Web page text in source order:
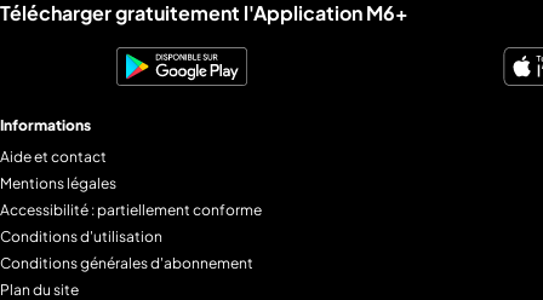
Liens utiles M6+.
Télécharger gratuitement l'Application M6+
Informations
Aide et contact
Mentions légales
Accessibilité : partiellement conforme
Conditions d'utilisation
Conditions générales d'abonnement
Plan du site